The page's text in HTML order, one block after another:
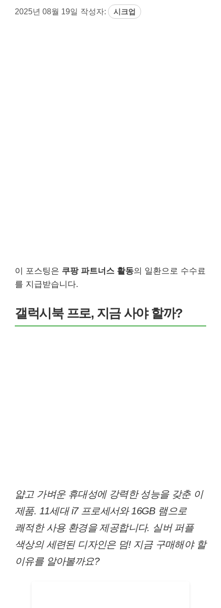
2025년 08월 19일 작성자: 시크업
이 포스팅은 쿠팡 파트너스 활동의 일환으로 수수료
를 지급받습니다.
갤럭시북 프로, 지금 사야 할까?
얇고 가벼운 휴대성에 강력한 성능을 갖춘 이
제품. 11세대 i7 프로세서와 16GB 램으로
쾌적한 사용 환경을 제공합니다. 실버 퍼플
색상의 세련된 디자인은 덤! 지금 구매해야 할
이유를 알아볼까요?